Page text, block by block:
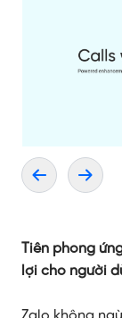
Tiên phong
lợi cho người